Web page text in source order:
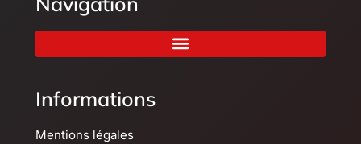
Informations
Mentions légales